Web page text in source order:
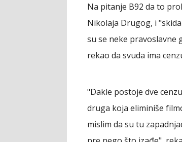
Na pitanje B92 da to
Nikolaja Drugog, i
su se neke pravoslavne
rekao da svuda ima
"Dakle postoje dve
druga koja eliminiše
mislim da su tu